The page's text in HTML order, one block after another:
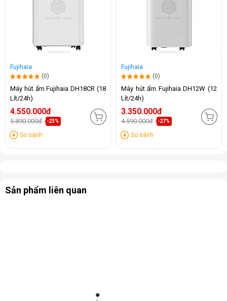
Fujihaia
(0)
Máy hút ẩm Fujihaia DH18CR (18
Lít/24h)
4.550.000đ
5.890.000đ -23%
So sánh
Fujihaia
(0)
Máy hút ẩm Fujihaia DH12W (12
Lít/24h)
3.350.000đ
4.590.000đ -27%
So sánh
Sản phẩm liên quan